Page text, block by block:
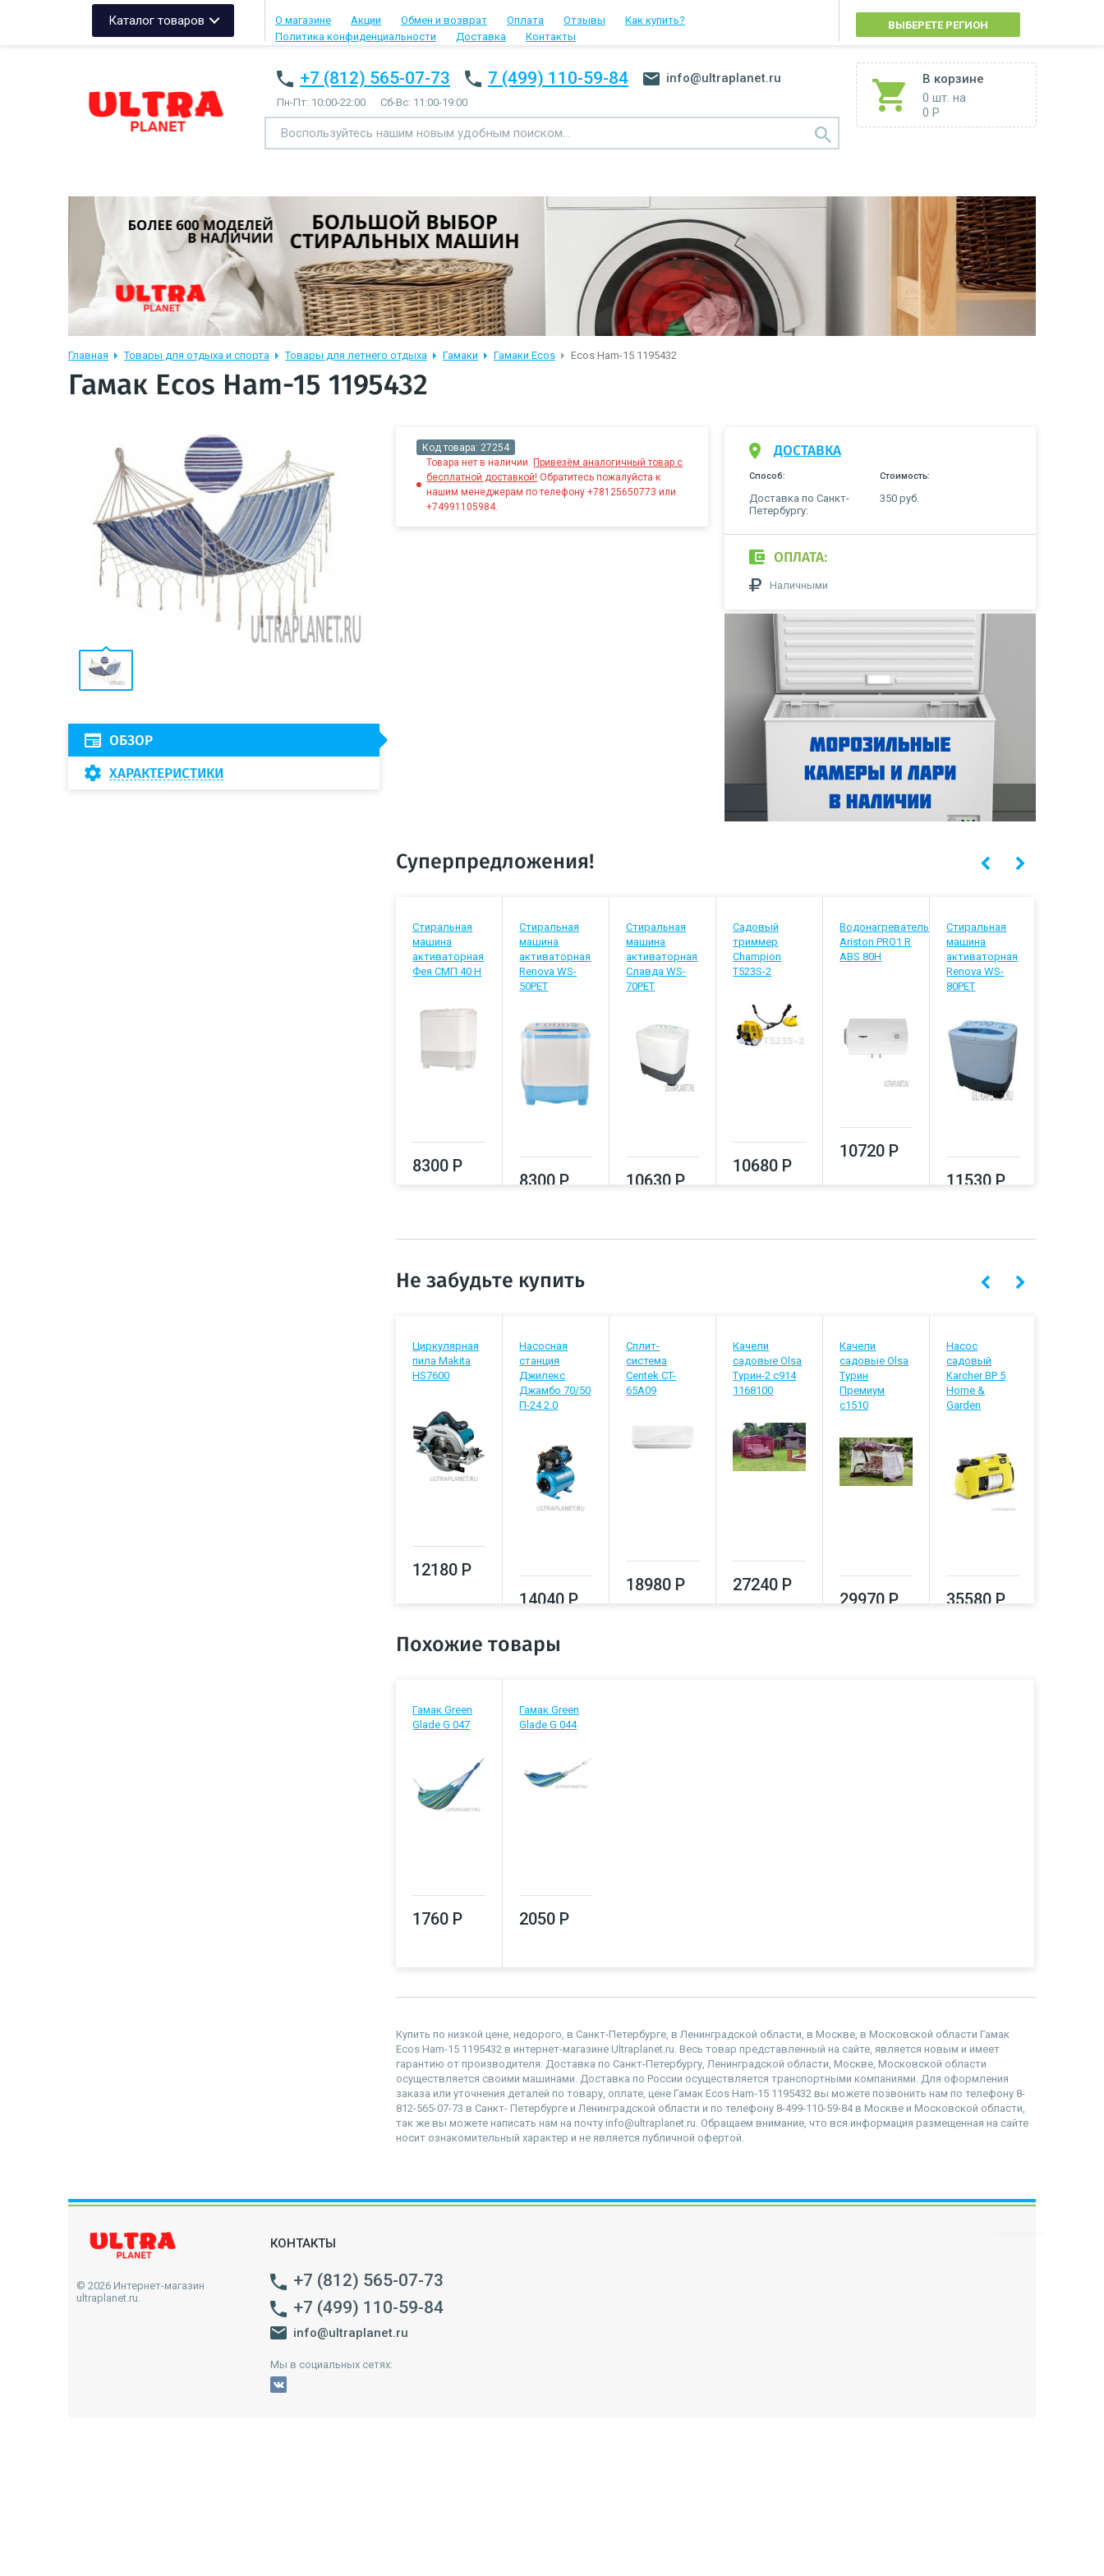
Каталог товаров О магазине Акции Обмен и возврат Оплата Отзывы
Как купить?
Политика конфиденциальности
Доставка Контакты
ВЫБЕРЕТЕ РЕГИОН
В корзине
0 шт. на
0 Р
+7 (812) 565-07-73 7 (499) 110-59-84 info@ultraplanet.ru
Пн-Пт: 10:00-22:00 Сб-Вс: 11:00-19:00
Главная Товары для отдыха и спорта Товары для летнего отдыха Гамаки Гамаки Ecos Ecos Ham-15 1195432
Гамак Ecos Ham-15 1195432
ОБЗОР
ХАРАКТЕРИСТИКИ
Код товара: 27254
Товара нет в наличии.Привезём аналогичный товар с
бесплатной доставкой! Обратитесь пожалуйста к
нашим менеджерам по телефону +78125650773 или
+74991105984.
ДОСТАВКА
Способ: Стоимость:
Доставка по Санкт-
Петербургу:
350 руб.
ОПЛАТА:
Наличными
Суперпредложения!
Стиральная
машина
активаторная
Фея СМП 40 Н
8300 Р
Стиральная
машина
активаторная
Renova WS-
50PET
8300 Р
Стиральная
машина
активаторная
Славда WS-
70РЕТ
10630 Р
Садовый
триммер
Champion
T523S-2
10680 Р
Водонагреватель
Ariston PRO1 R
ABS 80H
10720 Р
Стиральная
машина
активаторная
Renova WS-
80PET
11530 Р
Не забудьте купить
Циркулярная
пила Makita
HS7600
12180 Р
Насосная
станция
Джилекс
Джамбо 70/50
П-24 2.0
14040 Р
Сплит-
система
Centek CT-
65A09
18980 Р
Качели
садовые Olsa
Турин-2 с914
1168100
27240 Р
Качели
садовые Olsa
Турин
Премиум
с1510
29970 Р
Насос
садовый
Karcher BP 5
Home &
Garden
35580 Р
Похожие товары
Гамак Green
Glade G 047
1760 Р
Гамак Green
Glade G 044
2050 Р
Купить по низкой цене, недорого, в Санкт-Петербурге, в Ленинградской области, в Москве, в Московской области Гамак
Ecos Ham-15 1195432 в интернет-магазине Ultraplanet.ru. Весь товар представленный на сайте, является новым и имеет
гарантию от производителя. Доставка по Санкт-Петербургу, Ленинградской области, Москве, Московской области
осуществляется своими машинами. Доставка по России осуществляется транспортными компаниями. Для оформления
заказа или уточнения деталей по товару, оплате, цене Гамак Ecos Ham-15 1195432 вы можете позвонить нам по телефону 8-
812-565-07-73 в Санкт- Петербурге и Ленинградской области и по телефону 8-499-110-59-84 в Москве и Московской области,
так же вы можете написать нам на почту info@ultraplanet.ru. Обращаем внимание, что вся информация размещенная на сайте
носит ознакомительный характер и не является публичной офертой.
© 2026 Интернет-магазин
ultraplanet.ru.
КОНТАКТЫ
+7 (812) 565-07-73
+7 (499) 110-59-84
info@ultraplanet.ru
Мы в социальных сетях:
наверх